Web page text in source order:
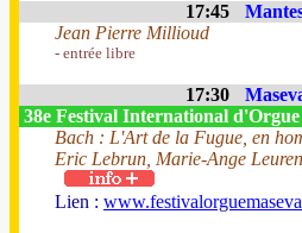
17:45
Jean Pierre Millioud
- entrée libre
17:30
38e Festival International
Bach : L'Art de la Fugue, en
Eric Lebrun, Marie-Ange
Lien :